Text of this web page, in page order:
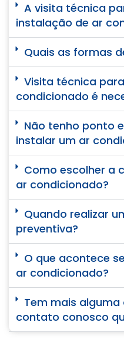
A visita técnica
instalação de ar
Quais as formas
Visita técnica
condicionado é
Não tenho ponto
instalar um ar
Como escolher a
ar condicionado?
Quando realizar
preventiva?
O que acontece
ar condicionado?
Tem mais alguma
contato conosco